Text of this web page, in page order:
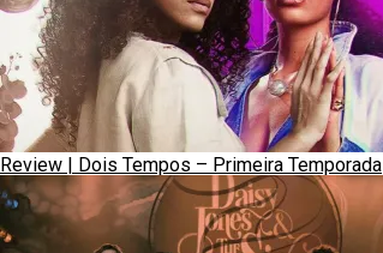
Review | Dois Tempos – Primeira Temporada